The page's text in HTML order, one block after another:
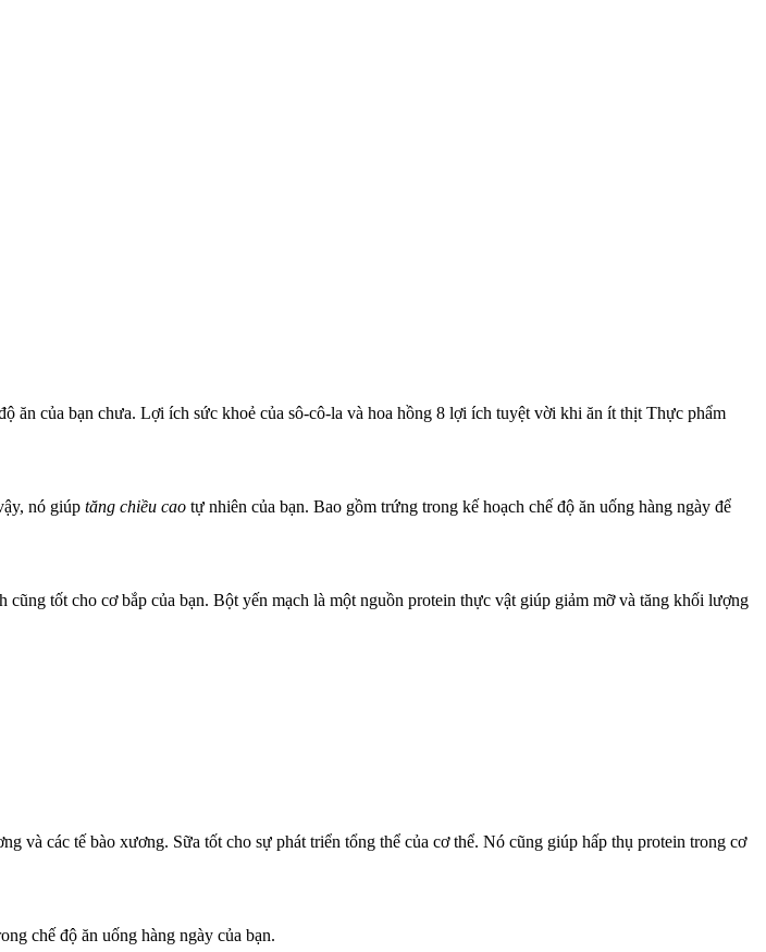
ăn của bạn chưa. Lợi ích sức khoẻ của sô-cô-la và hoa hồng 8 lợi ích tuyệt vời khi ăn ít thịt Thực phẩm
nó giúp tăng chiều cao tự nhiên của bạn. Bao gồm trứng trong kế hoạch chế độ ăn uống hàng ngày để
tốt cho cơ bắp của bạn. Bột yến mạch là một nguồn protein thực vật giúp giảm mỡ và tăng khối lượng
và các tế bào xương. Sữa tốt cho sự phát triển tổng thể của cơ thể. Nó cũng giúp hấp thụ protein trong cơ
chế độ ăn uống hàng ngày của bạn.